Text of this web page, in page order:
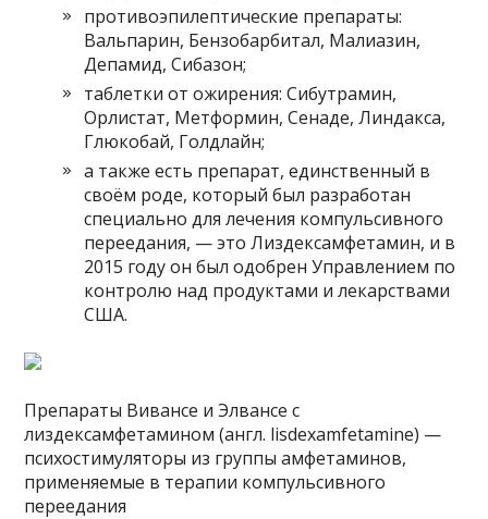
противоэпилептические препараты:
Вальпарин, Бензобарбитал, Малиазин,
Депамид, Сибазон;
таблетки от ожирения: Сибутрамин,
Орлистат, Метформин, Сенаде, Линдакса,
Глюкобай, Голдлайн;
а также есть препарат, единственный в
своём роде, который был разработан
специально для лечения компульсивного
переедания, — это Лиздексамфетамин, и в
2015 году он был одобрен Управлением по
контролю над продуктами и лекарствами
США.
Препараты Вивансе и Элвансе с
лиздексамфетамином (англ. lisdexamfetamine) —
психостимуляторы из группы амфетаминов,
применяемые в терапии компульсивного
переедания